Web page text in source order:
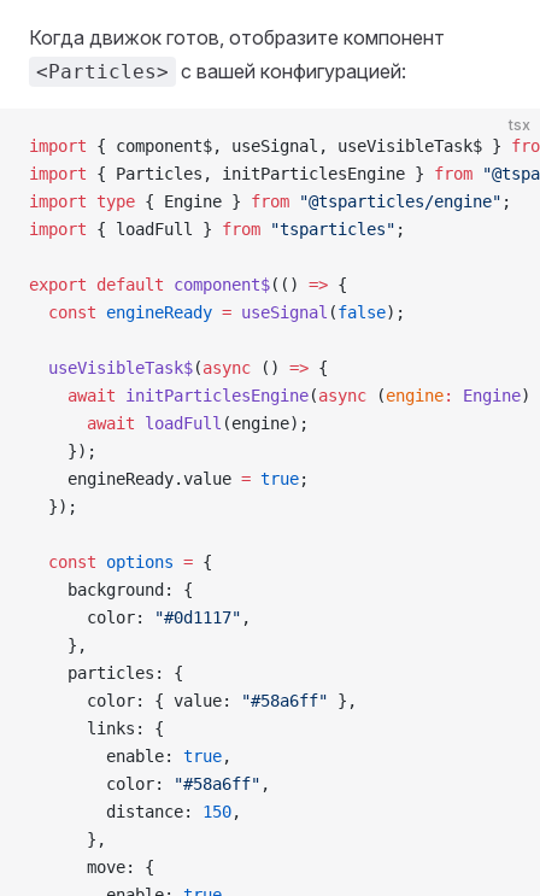
Когда движок готов, отобразите компонент
<Particles> с вашей конфигурацией:
tsx
import { component$, useSignal, useVisibleTask$ }
import { Particles, initParticlesEngine } from
import type { Engine } from "@tsparticles/engine" ;
import { loadFull } from "tsparticles" ;
export default component$(() => {
  const
engineReady = useSignal (false);
  useVisibleTask$
(async () => {
    await
initParticlesEngine(async (engine: Engine)
      await
loadFull (engine);
    });
    engineReady.value
= true;
  });
  const
options = {
    background: {
      color:
"#0d1117" ,
    },
    particles: {
      color: { value:
"#58a6ff" },
      links: {
        enable:
true,
        color:
"#58a6ff" ,
        distance:
150,
      },
      move: {